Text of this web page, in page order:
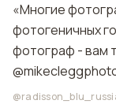
«Многие
фотогеничных
фотограф - вам